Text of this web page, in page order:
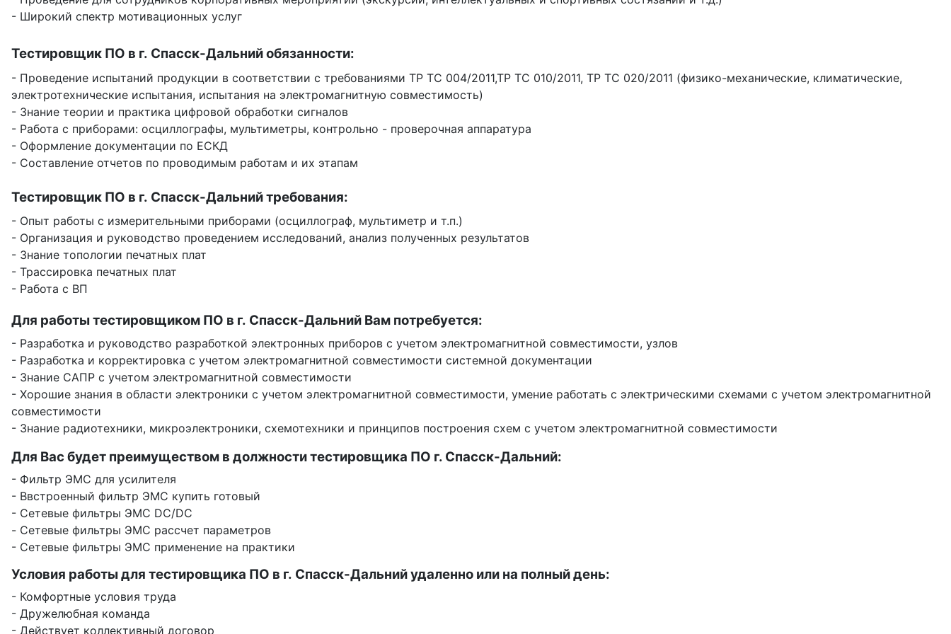
- Широкий спектр мотивационных услуг
Тестировщик ПО в г. Спасск-Дальний обязанности:
- Проведение испытаний продукции в соответствии с требованиями ТР ТС 004/2011,ТР ТС 010/2011, ТР ТС 020/2011 (физико-механические, климатические,
электротехнические испытания, испытания на электромагнитную совместимость)
- Знание теории и практика цифровой обработки сигналов
- Работа с приборами: осциллографы, мультиметры, контрольно - проверочная аппаратура
- Оформление документации по ЕСКД
- Составление отчетов по проводимым работам и их этапам
Тестировщик ПО в г. Спасск-Дальний требования:
- Опыт работы с измерительными приборами (осциллограф, мультиметр и т.п.)
- Организация и руководство проведением исследований, анализ полученных результатов
- Знание топологии печатных плат
- Трассировка печатных плат
- Работа с ВП
Для работы тестировщиком ПО в г. Спасск-Дальний Вам потребуется:
- Разработка и руководство разработкой электронных приборов с учетом электромагнитной совместимости, узлов
- Разработка и корректировка с учетом электромагнитной совместимости системной документации
- Знание САПР с учетом электромагнитной совместимости
- Хорошие знания в области электроники с учетом электромагнитной совместимости, умение работать с электрическими схемами с учетом электромагнитной
совместимости
- Знание радиотехники, микроэлектроники, схемотехники и принципов построения схем с учетом электромагнитной совместимости
Для Вас будет преимуществом в должности тестировщика ПО г. Спасск-Дальний:
- Фильтр ЭМС для усилителя
- Ввстроенный фильтр ЭМС купить готовый
- Сетевые фильтры ЭМС DC/DC
- Сетевые фильтры ЭМС рассчет параметров
- Сетевые фильтры ЭМС применение на практики
Условия работы для тестировщика ПО в г. Спасск-Дальний удаленно или на полный день:
- Комфортные условия труда
- Дружелюбная команда
- Действует коллективный договор